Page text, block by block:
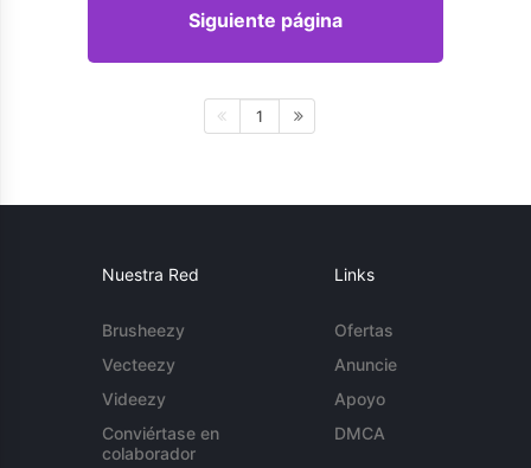
Siguiente página
1
Nuestra Red
Brusheezy
Vecteezy
Videezy
Conviértase en
colaborador
Links
Ofertas
Anuncie
Apoyo
DMCA